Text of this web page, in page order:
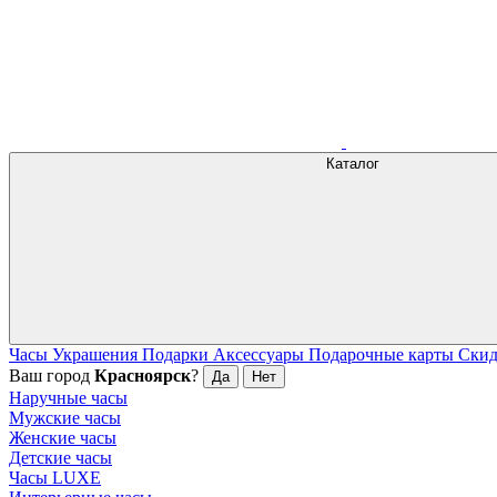
Каталог
Часы Украшения Подарки Аксессуары Подарочные карты
Ваш город Красноярск? Да Нет
Наручные часы
Мужские часы
Женские часы
Детские часы
Часы LUXE